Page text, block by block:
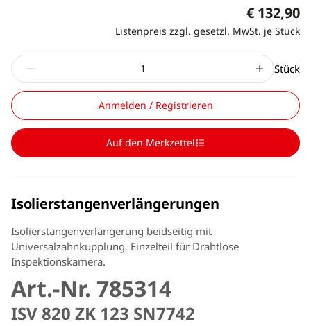
€ 132,90
Listenpreis zzgl. gesetzl. MwSt. je Stück
Stück
Anmelden / Registrieren
Auf den Merkzettel
Isolierstangenverlängerungen
Isolierstangenverlängerung beidseitig mit
Universalzahnkupplung. Einzelteil für Drahtlose
Inspektionskamera.
Art.-Nr. 785314
ISV 820 ZK 123 SN7742